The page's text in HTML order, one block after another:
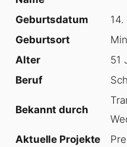
Geburtsdatum
Geburtsort
Alter
51
Beruf
Bekannt durch
Aktuelle Projekte